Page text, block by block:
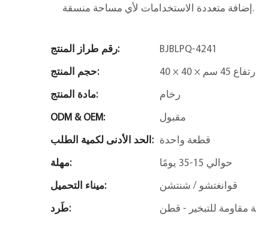
إضافة متعددة الاستخدامات لأي مساحة منسقة.
رقم طراز المنتج: BJBLPQ-4241
حجم المنتج: 40 × 40 × ارتفاع 45 سم
مادة المنتج: رخام
ODM & OEM: مقبول
الحد الأدنى لكمية الطلب: قطعة واحدة
مهلة: حوالي 15-35 يومًا
ميناء التحميل: قوانغتشو / شنتشن
طَرد: